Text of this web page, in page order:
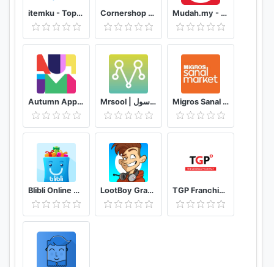
itemku - Top-up Game Termurah se-Indonesia Cornershop for Shoppers Mudah.my - Find, Buy, Sell Preloved Items
Autumn App - Fashion & Home Decor Mrsool | مرسول Migros Sanal Market
Blibli Online Mall LootBoy Grab your loot TGP Franchisee Portal